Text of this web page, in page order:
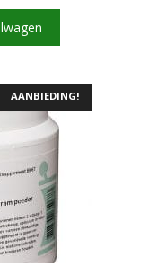
AANBIEDING!